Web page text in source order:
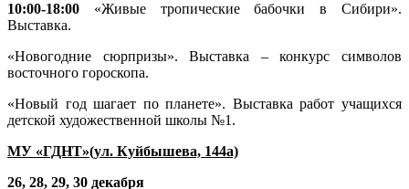
10:00-18:00 «Живые тропические бабочки в Сибири».
Выставка.
«Новогодние сюрпризы». Выставка – конкурс символов
восточного гороскопа.
«Новый год шагает по планете». Выставка работ учащихся
детской художественной школы №1.
МУ «ГДНТ»(ул. Куйбышева, 144а)
26, 28, 29, 30 декабря